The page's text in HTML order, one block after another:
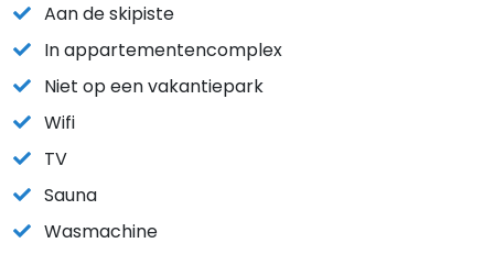
Aan de skipiste
In appartementencomplex
Niet op een vakantiepark
Wifi
TV
Sauna
Wasmachine